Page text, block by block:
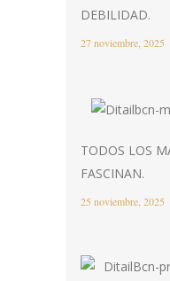
DEBILIDAD.
27 noviembre, 2025
TODOS LOS
FASCINAN.
25 noviembre, 2025